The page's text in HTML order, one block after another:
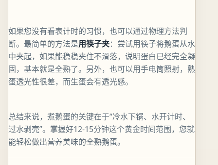
如果您没有看表计时的习惯，也可以通过物理方法判
断。最简单的方法是用筷子夹：尝试用筷子将鹅蛋从水
中夹起，如果能稳稳夹住不滑落，说明蛋白已经完全凝
固，基本就是全熟了。另外，也可以用手电筒照射，熟
蛋透光性很差，而生蛋会有透光感。
总结来说，煮鹅蛋的关键在于“冷水下锅、水开计时、
过水剥壳”。掌握好12-15分钟这个黄金时间范围，您就
能轻松做出营养美味的全熟鹅蛋。